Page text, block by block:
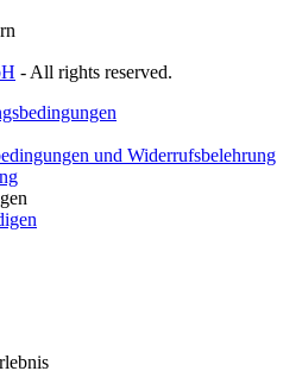
- All rights reserved.
und Widerrufsbelehrung